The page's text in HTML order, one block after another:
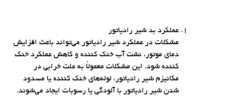
عملکرد بد شیر رادیاتور
مشکلات در عملکرد شیر رادیاتور می‌تواند باعث افزایش
دمای موتور، نشت آب خنک کننده و کاهش عملکرد خنک
کننده شود. این مشکلات معمولاً به علت خرابی در
مکانیزم شیر رادیاتور، لوله‌های خنک کننده یا مسدود
شدن شیر رادیاتور با آلودگی یا رسوبات ایجاد می‌شوند.